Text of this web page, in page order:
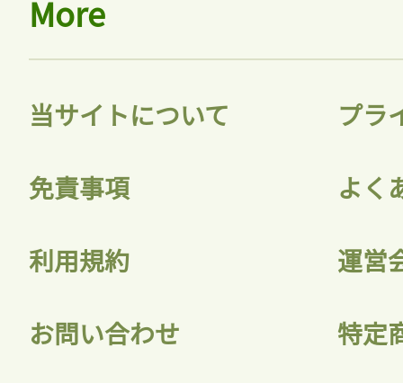
More
当サイトについて プラ
免責事項 よく
利用規約 運営
お問い合わせ 特定